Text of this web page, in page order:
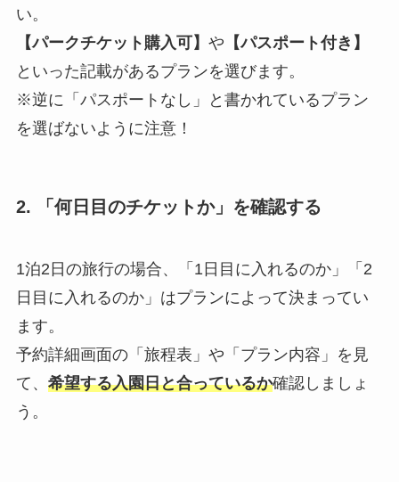
い。
【パークチケット購入可】 や 【パスポート付き】
といった記載があるプランを選びます。
※逆に「パスポートなし」と書かれているプラン
を選ばないように注意！
2. 「何日目のチケットか」を確認する
1泊2日の旅行の場合、「1日目に入れるのか」「2
日目に入れるのか」はプランによって決まってい
ます。
予約詳細画面の「旅程表」や「プラン内容」を見
て、 希望する入園日と合っているか確認しましょ
う。